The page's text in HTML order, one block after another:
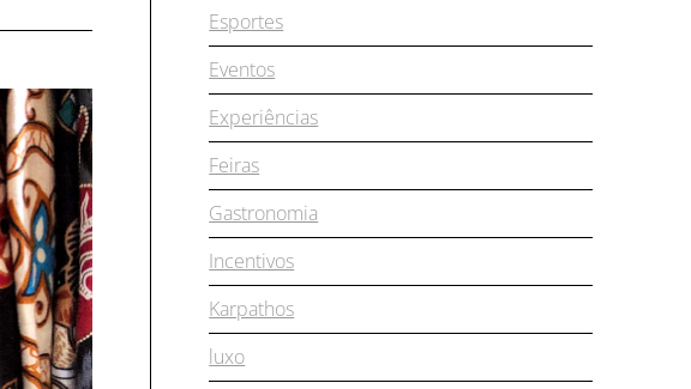
Esportes
Eventos
Experiências
Feiras
Gastronomia
Incentivos
Karpathos
luxo